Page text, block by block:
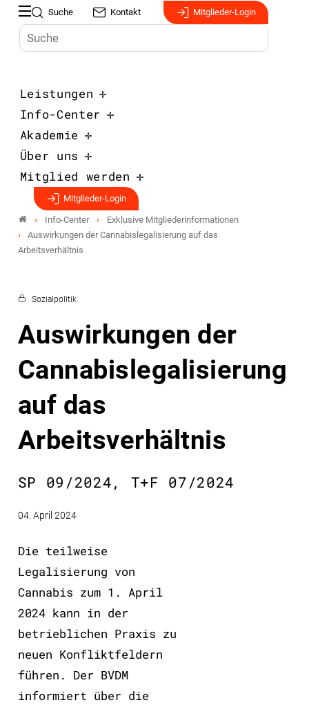
Suche Kontakt Mitglieder-Login
Leistungen
Info-Center
Akademie
Über uns
Mitglied werden
Mitglieder-Login
Info-Center
Exklusive Mitgliederinformationen
Auswirkungen der Cannabislegalisierung auf das
Arbeitsverhältnis
Sozialpolitik
Auswirkungen der
Cannabislegalisierung
auf das
Arbeitsverhältnis
SP 09/2024, T+F 07/2024
04. April 2024
Die teilweise
Legalisierung von
Cannabis zum 1. April
2024 kann in der
betrieblichen Praxis zu
neuen Konfliktfeldern
führen. Der BVDM
informiert über die